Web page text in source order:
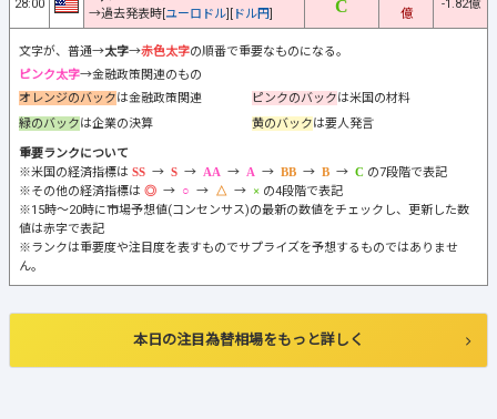
28:00
→過去発表時[ユーロドル][ ドル円]
億
-1.82億
文字が、普通→太字→赤色太字の順番で重要なものになる。
ピンク太字→金融政策関連のもの
オレンジのバックは金融政策関連 ピンクのバックは米国の材料
緑のバックは企業の決算 黄のバックは要人発言
重要ランクについて
※米国の経済指標は
→ → → → → →
の7段階で表記
※その他の経済指標は
→ → →
の4段階で表記
※15時～20時に市場予想値(コンセンサス)の最新の数値をチェックし、更新した数
値は赤字で表記
※ランクは重要度や注目度を表すものでサプライズを予想するものではありませ
ん。
本日の注目為替相場をもっと詳しく